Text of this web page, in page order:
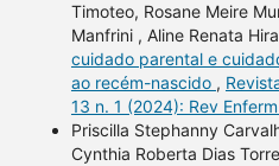
Timoteo, Rosane Meire
Manfrini , Aline Renata
cuidado parental e
ao recém-nascido ,
13 n. 1 (2024): Rev Enferm
Priscilla Stephanny
Cynthia Roberta Dias